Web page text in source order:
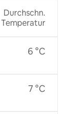
Durchschn.
Temperatur
6 °C
7 °C